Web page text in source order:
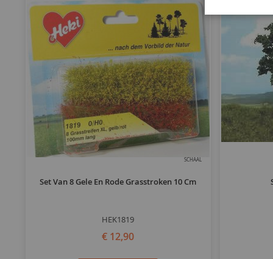
SCHAAL
Set Van 8 Gele En Rode Grasstroken 10 Cm
HEK1819
€ 12,90